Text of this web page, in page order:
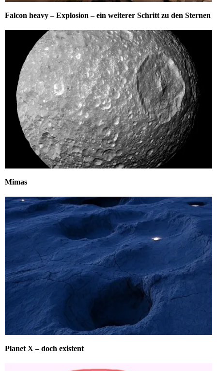
Falcon heavy – Explosion – ein weiterer Schritt zu den Sternen
Mimas
Planet X – doch existent